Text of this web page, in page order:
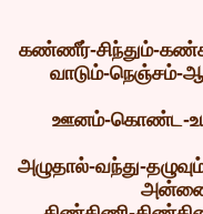
கண்ணீர்-சிந்தும்-
வாடும்-நெஞ்சம்-
ஊனம்-கொண்ட-
அழுதால்-வந்து-